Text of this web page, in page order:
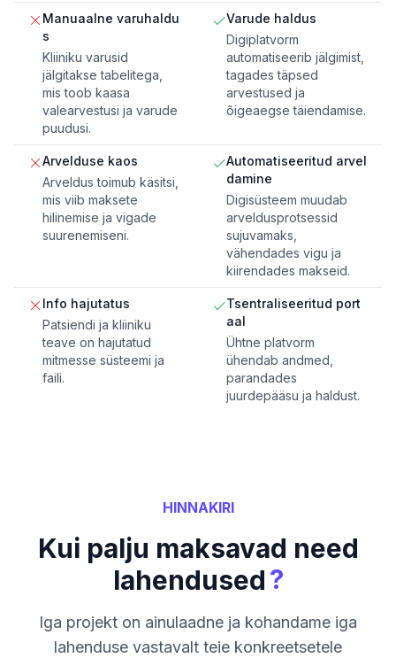
Manuaalne varuhaldu
s
Kliiniku varusid
jälgitakse tabelitega,
mis toob kaasa
valearvestusi ja varude
puudusi.
Varude haldus
Digiplatvorm
automatiseerib jälgimist,
tagades täpsed
arvestused ja
õigeaegse täiendamise.
Arvelduse kaos
Arveldus toimub käsitsi,
mis viib maksete
hilinemise ja vigade
suurenemiseni.
Automatiseeritud arvel
damine
Digisüsteem muudab
arveldusprotsessid
sujuvamaks,
vähendades vigu ja
kiirendades makseid.
Info hajutatus
Patsiendi ja kliiniku
teave on hajutatud
mitmesse süsteemi ja
faili.
Tsentraliseeritud port
aal
Ühtne platvorm
ühendab andmed,
parandades
juurdepääsu ja haldust.
HINNAKIRI
Kui palju maksavad need
lahendused?
Iga projekt on ainulaadne ja kohandame iga
lahenduse vastavalt teie konkreetsetele